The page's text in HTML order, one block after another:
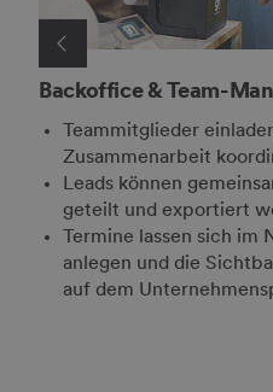
Backoffice & Team-
Teammitglieder
Zusammenarbeit
Leads können
geteilt und exportiert
Termine lassen sich im
anlegen und die
auf dem